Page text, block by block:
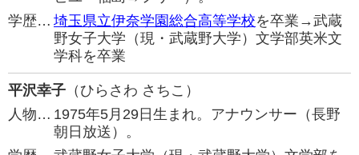
学歴… 埼玉県立伊奈学園総合高等学校を卒業→武蔵
野女子大学（現・武蔵野大学）文学部英米文
学科を卒業
平沢幸子 （ひらさわ さちこ）
人物… 1975年5月29日生まれ。アナウンサー（長野
朝日放送）。